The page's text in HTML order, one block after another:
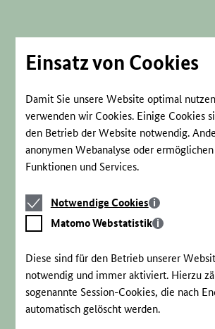
Einsatz von Cookies
Damit Sie unsere Website optimal
verwenden wir Cookies. Einige Cookies
den Betrieb der Website notwendig.
anonymen Webanalyse oder
Funktionen und Services.
Notwendige
Cookies
Notwendige Cookies
Matomo
Webstatistik
Matomo Webstatistik
Diese sind für den Betrieb unserer
notwendig und immer aktiviert. Hierzu
sogenannte Session-Cookies, die nach
automatisch gelöscht werden.